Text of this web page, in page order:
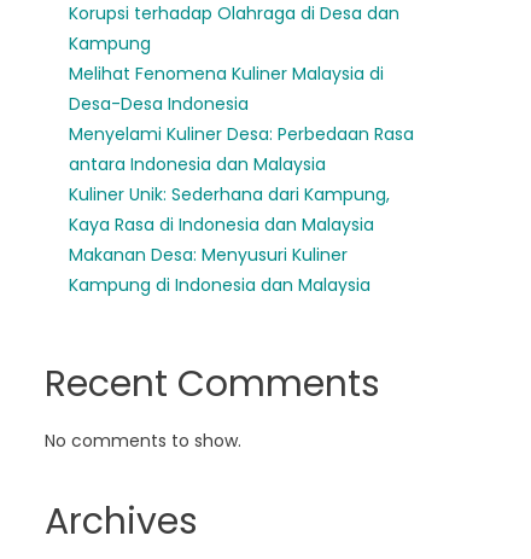
Korupsi terhadap Olahraga di Desa dan
Kampung
Melihat Fenomena Kuliner Malaysia di
Desa-Desa Indonesia
Menyelami Kuliner Desa: Perbedaan Rasa
antara Indonesia dan Malaysia
Kuliner Unik: Sederhana dari Kampung,
Kaya Rasa di Indonesia dan Malaysia
Makanan Desa: Menyusuri Kuliner
Kampung di Indonesia dan Malaysia
Recent Comments
No comments to show.
Archives